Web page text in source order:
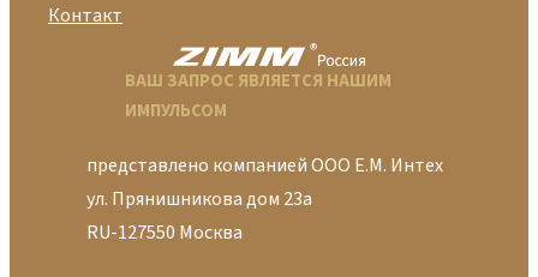
Контакт
ВАШ ЗАПРОС ЯВЛЯЕТСЯ НАШИМ
ИМПУЛЬСОМ
представлено компанией ООО Е.М. Интех
ул. Прянишникова дом 23а
RU-127550 Москва